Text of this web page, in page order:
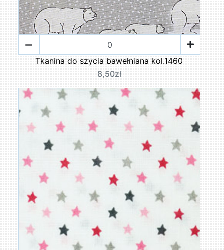
Tkanina do szycia bawełniana kol.1460
8,50zł